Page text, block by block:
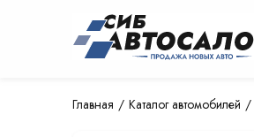
Главная Каталог автомобилей